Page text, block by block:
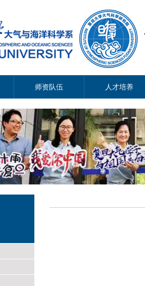
师资队伍 人才培养